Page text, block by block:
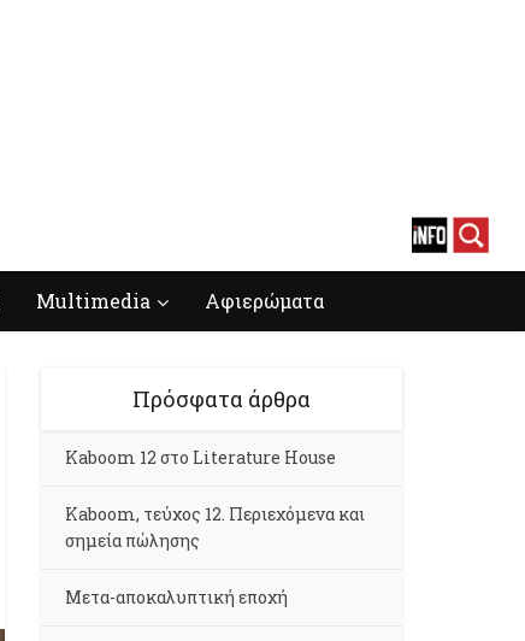
Multimedia Αφιερώματα
Πρόσφατα άρθρα
Kaboom 12 στο Literature House
Kaboom, τεύχος 12. Περιεχόμενα και
σημεία πώλησης
Μετα-αποκαλυπτική εποχή